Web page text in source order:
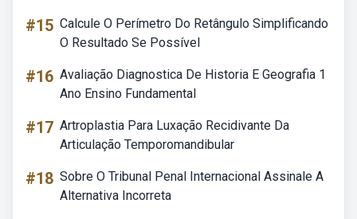
#15 Calcule O Perímetro Do Retângulo Simplificando
O Resultado Se Possível
#16 Avaliação Diagnostica De Historia E Geografia 1
Ano Ensino Fundamental
#17 Artroplastia Para Luxação Recidivante Da
Articulação Temporomandibular
#18 Sobre O Tribunal Penal Internacional Assinale A
Alternativa Incorreta